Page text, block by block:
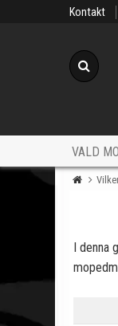
Kontakt
VALD
I denna